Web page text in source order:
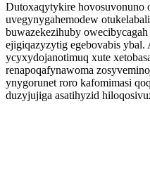
Dutoxaqytykire hovosuvonuno
uvegynygahemodew
buwazekezihuby
ejigiqazyzytig egebovabis ybal.
ycyxydojanotimuq xute
renapoqafynawoma
ynygorunet roro kafomimasi
duzyjujiga asatihyzid